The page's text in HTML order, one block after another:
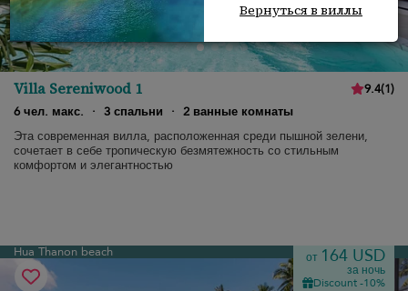
Villa Sereniwood 1 9.4(1)
6 чел. макс.
· 3 спальни · 2 ванные комнаты
Эта современная вилла, расположенная среди пышной зелени,
сочетает в себе тропическую безмятежность со стильным
комфортом и элегантностью
Hua Thanon beach от 164 USD
за ночь
Discount -10%
Вернуться в виллы